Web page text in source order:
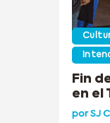
Fin
en el
porSJ